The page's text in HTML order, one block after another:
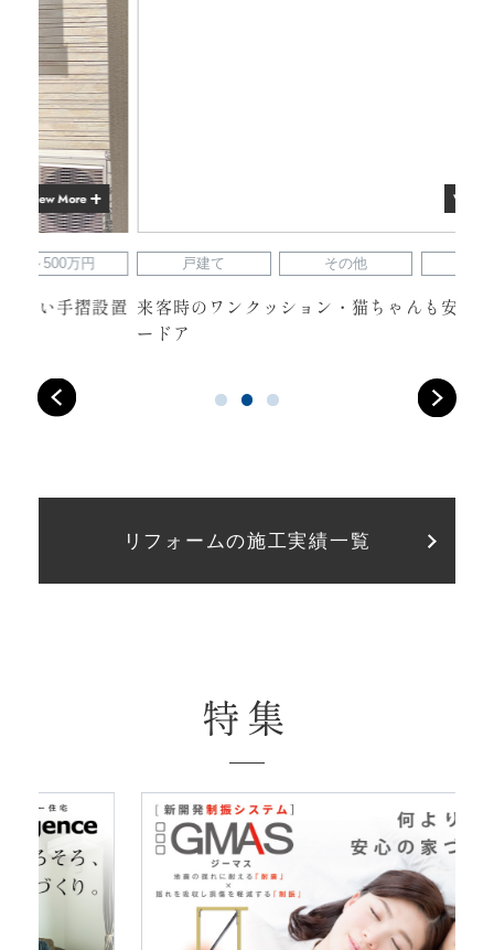
戸建て ～500万円
来客時のワンクッション・猫ちゃんも安心のハンガ
リフォームの施工実績一覧
特集